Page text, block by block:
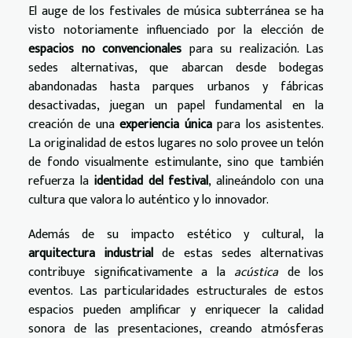
El auge de los festivales de música subterránea se ha
visto notoriamente influenciado por la elección de
espacios no convencionales para su realización. Las
sedes alternativas, que abarcan desde bodegas
abandonadas hasta parques urbanos y fábricas
desactivadas, juegan un papel fundamental en la
creación de unaexperiencia únicapara los asistentes.
La originalidad de estos lugares no solo provee un telón
de fondo visualmente estimulante, sino que también
refuerza la identidad del festival, alineándolo con una
cultura que valora lo auténtico y lo innovador.
Además de su impacto estético y cultural, la
arquitectura industrial de estas sedes alternativas
contribuye significativamente a la acústicade los
eventos. Las particularidades estructurales de estos
espacios pueden amplificar y enriquecer la calidad
sonora de las presentaciones, creando atmósferas